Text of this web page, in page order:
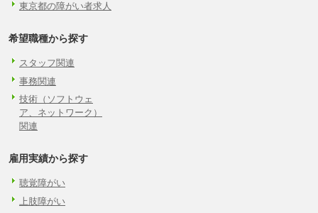
東京都の障がい者求人
希望職種から探す
スタッフ関連
事務関連
技術（ソフトウェ
ア、ネットワーク）
関連
雇用実績から探す
聴覚障がい
上肢障がい